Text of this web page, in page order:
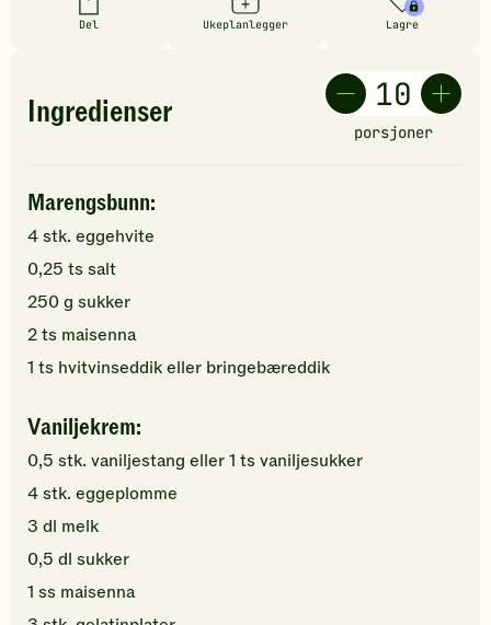
Del Ukeplanlegger Lagre
Ingredienser
porsjoner
Marengsbunn:
4stk. eggehvite
0,25 ts salt
250g sukker
2ts maisenna
1 ts hvitvinseddikeller bringebæreddik
Vaniljekrem:
0,5 stk. vaniljestang eller 1 ts vaniljesukker
4stk. eggeplomme
3 dl melk
0,5 dl sukker
1 ss maisenna